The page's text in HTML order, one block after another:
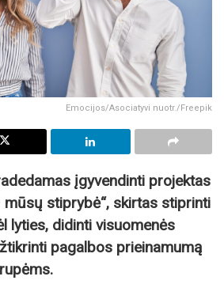
Emocijos/Asociatyvi nuotr./Freepik
įgyvendinti projektas
mūsų stiprybė“, skirtas stiprinti
lyties, didinti visuomenės
pagalbos prieinamumą